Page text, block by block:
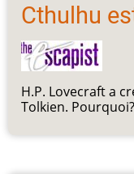
Cthulhu
H.P. Lovecraft a
Tolkien.